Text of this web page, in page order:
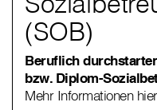
(SOB)
Beruflich
bzw. Diplom-
Mehr Informationen hier.